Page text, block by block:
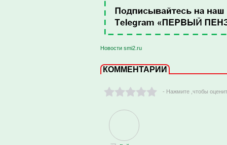
Новости smi2.ru
КОММЕНТАРИИ
- Нажмите ,чтобы